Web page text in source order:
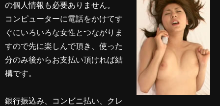
の個人情報も必要ありません。
コンピューターに電話をかけてす
ぐにいろいろな女性とつながりま
すので先に楽しんで頂き、使った
分のみ後からお支払い頂ければ結
構です。
銀行振込み、コンビニ払い、クレ